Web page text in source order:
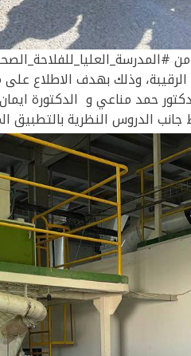
الرقيبة، وذلك بهدف الاطلاع
حمد مناعي و الدكتورة
جانب الدروس النظرية